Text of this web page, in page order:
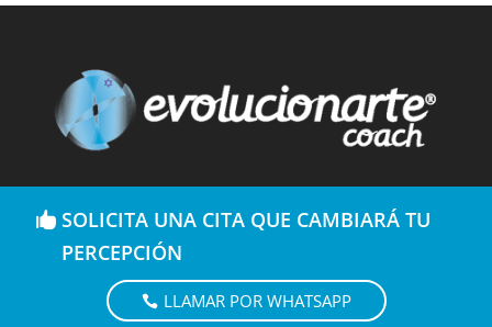
SOLICITA UNA CITA QUE CAMBIARÁ TU
PERCEPCIÓN
LLAMAR POR WHATSAPP